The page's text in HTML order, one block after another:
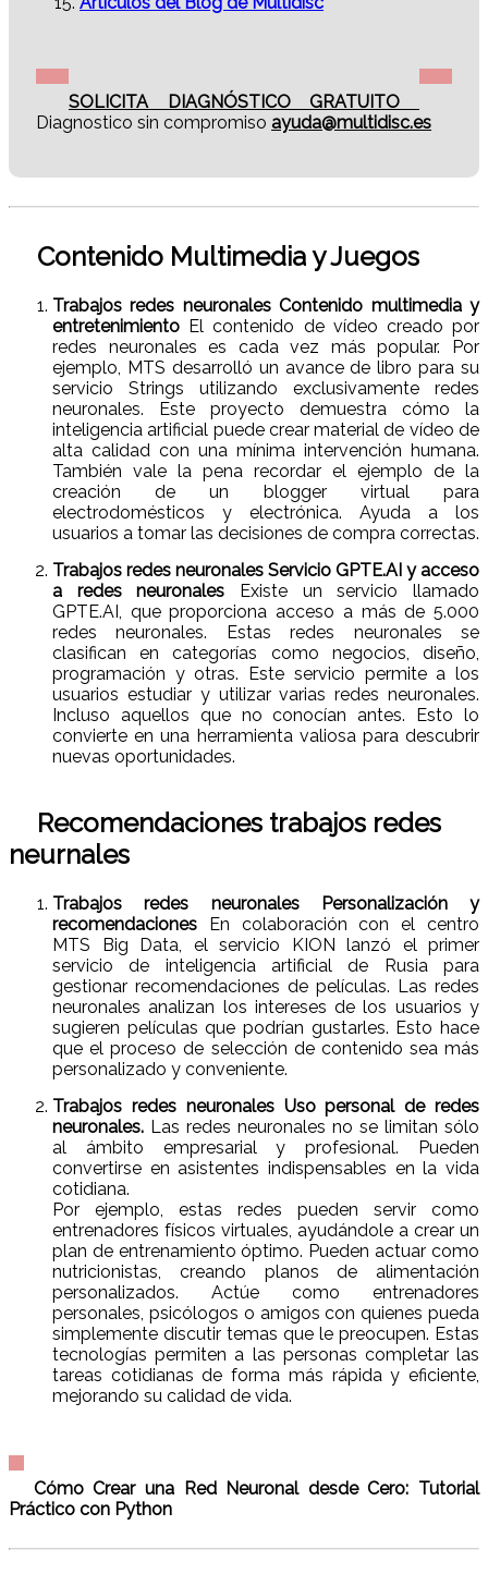
SOLICITA DIAGNÓSTICO GRATUITO
Diagnostico sin compromiso ayuda@multidisc.es
Contenido Multimedia y Juegos
Trabajos redes neuronales Contenido multimedia y
entretenimiento El contenido de vídeo creado por
redes neuronales es cada vez más popular. Por
ejemplo, MTS desarrolló un avance de libro para su
servicio Strings utilizando exclusivamente redes
neuronales. Este proyecto demuestra cómo la
inteligencia artificial puede crear material de vídeo de
alta calidad con una mínima intervención humana.
También vale la pena recordar el ejemplo de la
creación de un blogger virtual para
electrodomésticos y electrónica. Ayuda a los
usuarios a tomar las decisiones de compra correctas.
Trabajos redes neuronales Servicio GPTE.AI y acceso
a redes neuronales Existe un servicio llamado
GPTE.AI, que proporciona acceso a más de 5.000
redes neuronales. Estas redes neuronales se
clasifican en categorías como negocios, diseño,
programación y otras. Este servicio permite a los
usuarios estudiar y utilizar varias redes neuronales.
Incluso aquellos que no conocían antes. Esto lo
convierte en una herramienta valiosa para descubrir
nuevas oportunidades.
Recomendaciones trabajos redes
neurnales
Trabajos redes neuronales Personalización y
recomendaciones En colaboración con el centro
MTS Big Data, el servicio KION lanzó el primer
servicio de inteligencia artificial de Rusia para
gestionar recomendaciones de películas. Las redes
neuronales analizan los intereses de los usuarios y
sugieren películas que podrían gustarles. Esto hace
que el proceso de selección de contenido sea más
personalizado y conveniente.
Trabajos redes neuronales Uso personal de redes
neuronales. Las redes neuronales no se limitan sólo
al ámbito empresarial y profesional. Pueden
convertirse en asistentes indispensables en la vida
cotidiana.
Por ejemplo, estas redes pueden servir como
entrenadores físicos virtuales, ayudándole a crear un
plan de entrenamiento óptimo. Pueden actuar como
nutricionistas, creando planos de alimentación
personalizados. Actúe como entrenadores
personales, psicólogos o amigos con quienes pueda
simplemente discutir temas que le preocupen. Estas
tecnologías permiten a las personas completar las
tareas cotidianas de forma más rápida y eficiente,
mejorando su calidad de vida.
Cómo Crear una Red Neuronal desde Cero: Tutorial
Práctico con Python